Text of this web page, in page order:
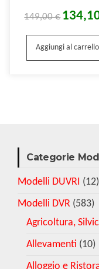
149,00€
Aggiungi al carrello
Categorie
Modelli DUVRI (12)
Modelli DVR (583)
Agricoltura,
Allevamenti (10)
Alloggio e